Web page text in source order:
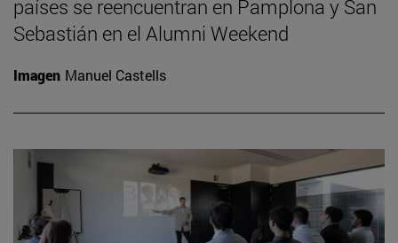
países se reencuentran en Pamplona y San
Sebastián en el Alumni Weekend
Imagen Manuel Castells